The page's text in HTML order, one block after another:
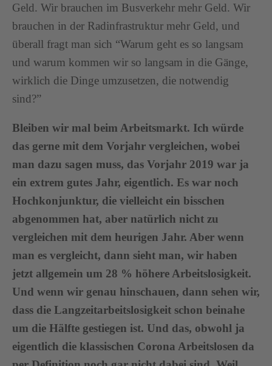
Geld. Wir brauchen im Busverkehr mehr Geld. Wir
brauchen in der Radinfrastruktur mehr Geld, und
überall fragt man sich “Warum geht es so langsam
und warum kommen wir so langsam in die Gänge,
wirklich die Dinge umzusetzen, die notwendig
sind?”
Bleiben wir mal beim Arbeitsmarkt. Ich würde
das gerne mit dem Vorjahr vergleichen, wobei
man dazu sagen muss, das Vorjahr 2019 war ja
ein extrem gutes Jahr, eigentlich. Es war noch
Hochkonjunktur, die vielleicht ein bisschen
abgenommen hat, aber natürlich nicht zu
vergleichen mit dem heurigen Jahr. Aber wenn
man es vergleicht, dann sieht man, wir haben
jetzt allgemein um 28 % höhere Arbeitslosigkeit.
Und wenn wir genau hinschauen, dann sehen wir,
dass die Langzeitarbeitslosigkeit schon beinahe
um die Hälfte gestiegen ist. Und das, obwohl ja
eigentlich die klassischen Corona Arbeitslosen da